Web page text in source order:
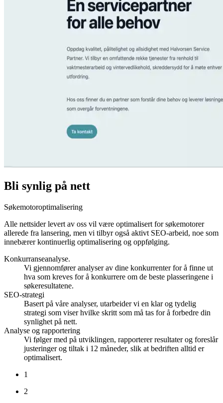
Bli synlig på nett
Søkemotoroptimalisering
Alle nettsider levert av oss vil være optimalisert for søkemotorer
allerede fra lansering, men vi tilbyr også aktivt SEO-arbeid, noe som
innebærer kontinuerlig optimalisering og oppfølging.
Konkurranseanalyse.
Vi gjennomfører analyser av dine konkurrenter for å finne ut
hva som kreves for å konkurrere om de beste plasseringene i
søkeresultatene.
SEO-strategi
Basert på våre analyser, utarbeider vi en klar og tydelig
strategi som viser hvilke skritt som må tas for å forbedre din
synlighet på nett.
Analyse og rapportering
Vi følger med på utviklingen, rapporterer resultater og foreslår
justeringer og tiltak i 12 måneder, slik at bedriften alltid er
optimalisert.
1
2